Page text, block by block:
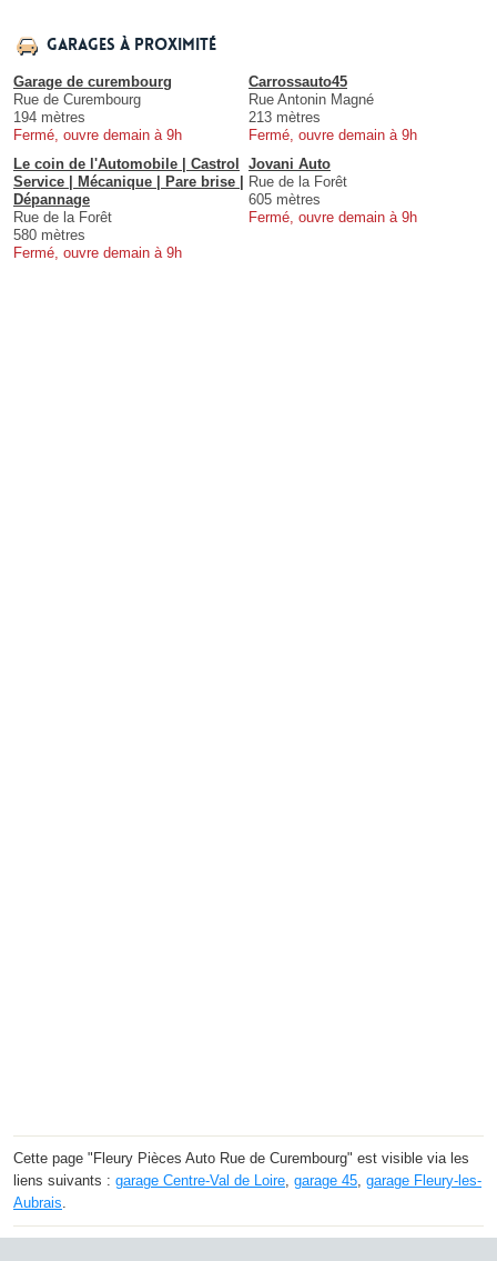
Garages à proximité
Garage de curembourg
Rue de Curembourg
194 mètres
Fermé, ouvre demain à 9h
Carrossauto45
Rue Antonin Magné
213 mètres
Fermé, ouvre demain à 9h
Le coin de l'Automobile | Castrol
Service | Mécanique | Pare brise |
Dépannage
Rue de la Forêt
580 mètres
Fermé, ouvre demain à 9h
Jovani Auto
Rue de la Forêt
605 mètres
Fermé, ouvre demain à 9h
Cette page "Fleury Pièces Auto Rue de Curembourg" est visible via les
liens suivants : garage Centre-Val de Loire garage 45 garage Fleury-les-
Aubrais